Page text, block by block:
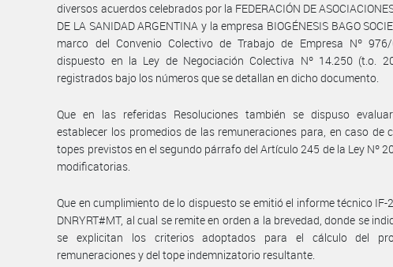
diversos acuerdos celebrados por la FEDERACIÓN DE
DE LA SANIDAD ARGENTINA y la empresa BIOGÉNESIS BAGO
marco del Convenio Colectivo de Trabajo de Empresa Nº
dispuesto en la Ley de Negociación Colectiva Nº 14.250 (t.o.
registrados bajo los números que se detallan en dicho documento.
Que en las referidas Resoluciones también se dispuso
establecer los promedios de las remuneraciones para, en caso de
topes previstos en el segundo párrafo del Artículo 245 de la Ley Nº
modificatorias.
Que en cumplimiento de lo dispuesto se emitió el informe técnico
DNRYRT#MT, al cual se remite en orden a la brevedad, donde se
se explicitan los criterios adoptados para el cálculo del
remuneraciones y del tope indemnizatorio resultante.